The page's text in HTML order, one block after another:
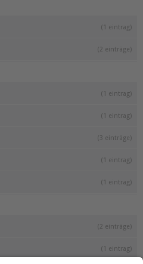
(1 eintrag)
(2 einträge)
(1 eintrag)
(1 eintrag)
(3 einträge)
(1 eintrag)
(1 eintrag)
(2 einträge)
(1 eintrag)